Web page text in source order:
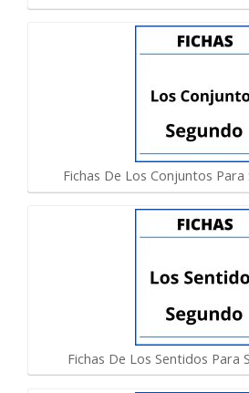
Fichas De Los Conjuntos
Fichas De Los Sentidos Para